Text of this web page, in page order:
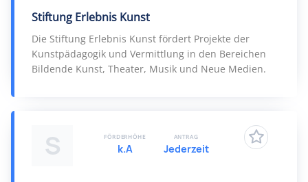
Stiftung Erlebnis Kunst
Die Stiftung Erlebnis Kunst fördert Projekte der
Kunstpädagogik und Vermittlung in den Bereichen
Bildende Kunst, Theater, Musik und Neue Medien.
S FÖRDERHÖHE
k.A
ANTRAG
Jederzeit